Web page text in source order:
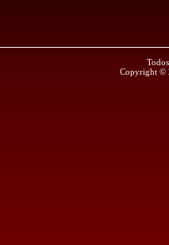
Copyright ©